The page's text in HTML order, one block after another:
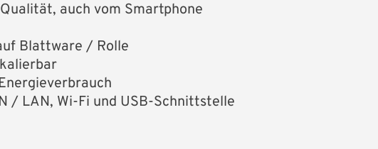
auch vom Smartphone
Blattware / Rolle
/ LAN, Wi-Fi und USB-Schnittstelle